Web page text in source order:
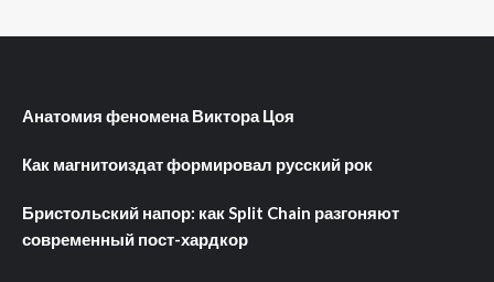
Анатомия феномена Виктора Цоя
Как магнитоиздат формировал русский рок
Бристольский напор: как Split Chain разгоняют
современный пост-хардкор